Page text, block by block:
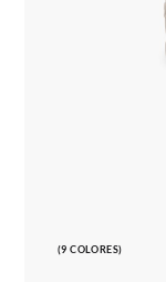
(9 COLORES)